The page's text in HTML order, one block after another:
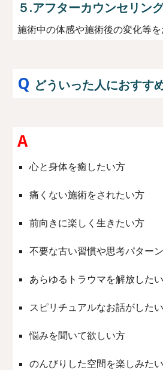
５.アフターカウンセリン
施術中の体感や施術後の変化等を
Q どういった人におすす
A
心と身体を癒したい方
痛くない施術をされたい方
前向きに楽しく生きたい方
不要な古い習慣や思考パター
あらゆるトラウマを解放した
スピリチュアルなお話がした
悩みを聞いて欲しい方
のんびりした空間を楽しみた